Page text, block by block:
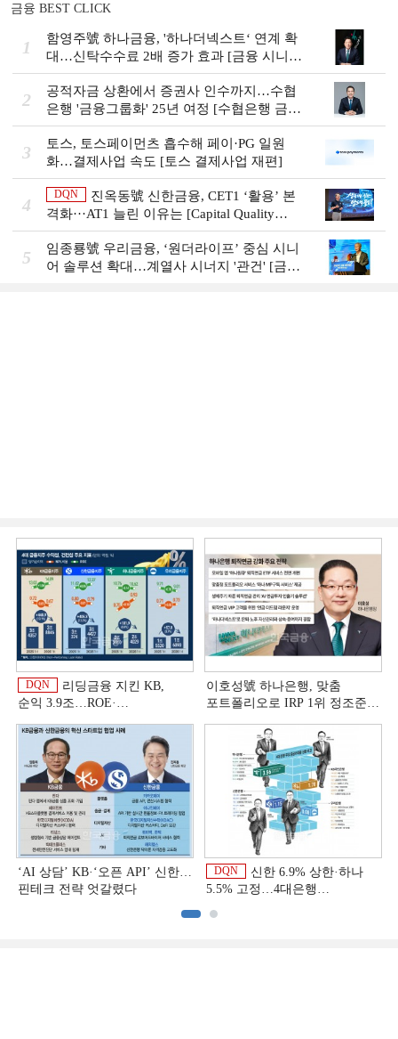
금융 BEST CLICK
1
함영주號 하나금융, '하나더넥스트‘ 연계 확
대…신탁수수료 2배 증가 효과 [금융 시니어
비즈니스 돋보기]
2
공적자금 상환에서 증권사 인수까지…수협
은행 '금융그룹화' 25년 여정 [수협은행 금융
그룹의 꿈①]
3
토스, 토스페이먼츠 흡수해 페이·PG 일원
화…결제사업 속도 [토스 결제사업 재편]
4
DQN
진옥동號 신한금융, CET1 ‘활용’ 본
격화···AT1 늘린 이유는 [Capital Quality
Review]
5
임종룡號 우리금융, ‘원더라이프’ 중심 시니
어 솔루션 확대…계열사 시너지 '관건' [금융
DQN
리딩금융 지킨 KB,
순익 3.9조…ROE·
상반기 금융 리그테이블]
이호성號 하나은행, 맞춤
포트폴리오로 IRP 1위 정조준
‘AI 상담’ KB·‘오픈 API’ 신한…
핀테크 전략 엇갈렸다
DQN
신한 6.9% 상한·하나
5.5% 고정…4대은행